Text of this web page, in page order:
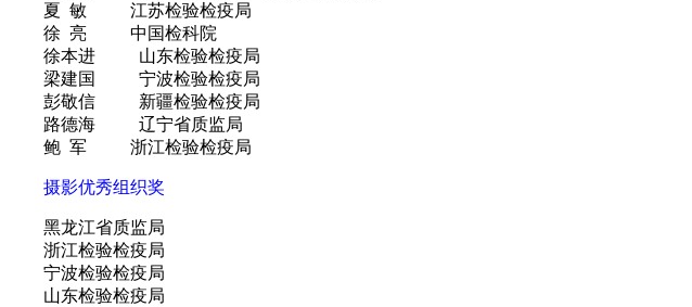
夏 敏 江苏检验检疫局
徐 亮 中国检科院
徐本进 山东检验检疫局
梁建国 宁波检验检疫局
彭敬信 新疆检验检疫局
路德海 辽宁省质监局
鲍 军 浙江检验检疫局
摄影优秀组织奖
黑龙江省质监局
浙江检验检疫局
宁波检验检疫局
山东检验检疫局